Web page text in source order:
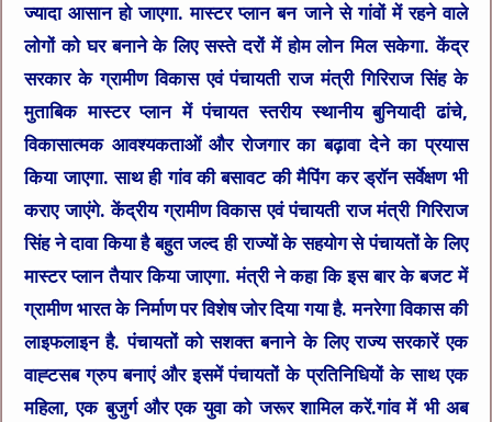
ज्यादा आसान हो जाएगा. मास्टर प्लान बन जाने से गांवों में रहने वाले
लोगों को घर बनाने के लिए सस्ते दरों में होम लोन मिल सकेगा. केंद्र
सरकार के ग्रामीण विकास एवं पंचायती राज मंत्री गिरिराज सिंह के
मुताबिक मास्टर प्लान में पंचायत स्तरीय स्थानीय बुनियादी ढांचे,
विकासात्मक आवश्यकताओं और रोजगार का बढ़ावा देने का प्रयास
किया जाएगा. साथ ही गांव की बसावट की मैपिंग कर ड्रॉन सर्वेक्षण भी
कराए जाएंगे. केंद्रीय ग्रामीण विकास एवं पंचायती राज मंत्री गिरिराज
सिंह ने दावा किया है बहुत जल्द ही राज्यों के सहयोग से पंचायतों के लिए
मास्टर प्लान तैयार किया जाएगा. मंत्री ने कहा कि इस बार के बजट में
ग्रामीण भारत के निर्माण पर विशेष जोर दिया गया है. मनरेगा विकास की
लाइफलाइन है. पंचायतों को सशक्त बनाने के लिए राज्य सरकारें एक
वाह्टसब ग्रुप बनाएं और इसमें पंचायतों के प्रतिनिधियों के साथ एक
महिला, एक बुजुर्ग और एक युवा को जरूर शामिल करें.गांव में भी अब